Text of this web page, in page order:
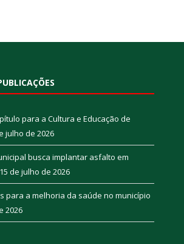
para a Cultura e Educação de
julho de 2026
busca implantar asfalto em
15 de julho de 2026
para a melhoria da saúde no município
2026